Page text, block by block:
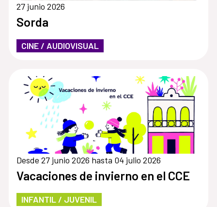
27 junio 2026
Sorda
CINE / AUDIOVISUAL
Desde 27 junio 2026 hasta 04 julio 2026
Vacaciones de invierno en el CCE
INFANTIL / JUVENIL